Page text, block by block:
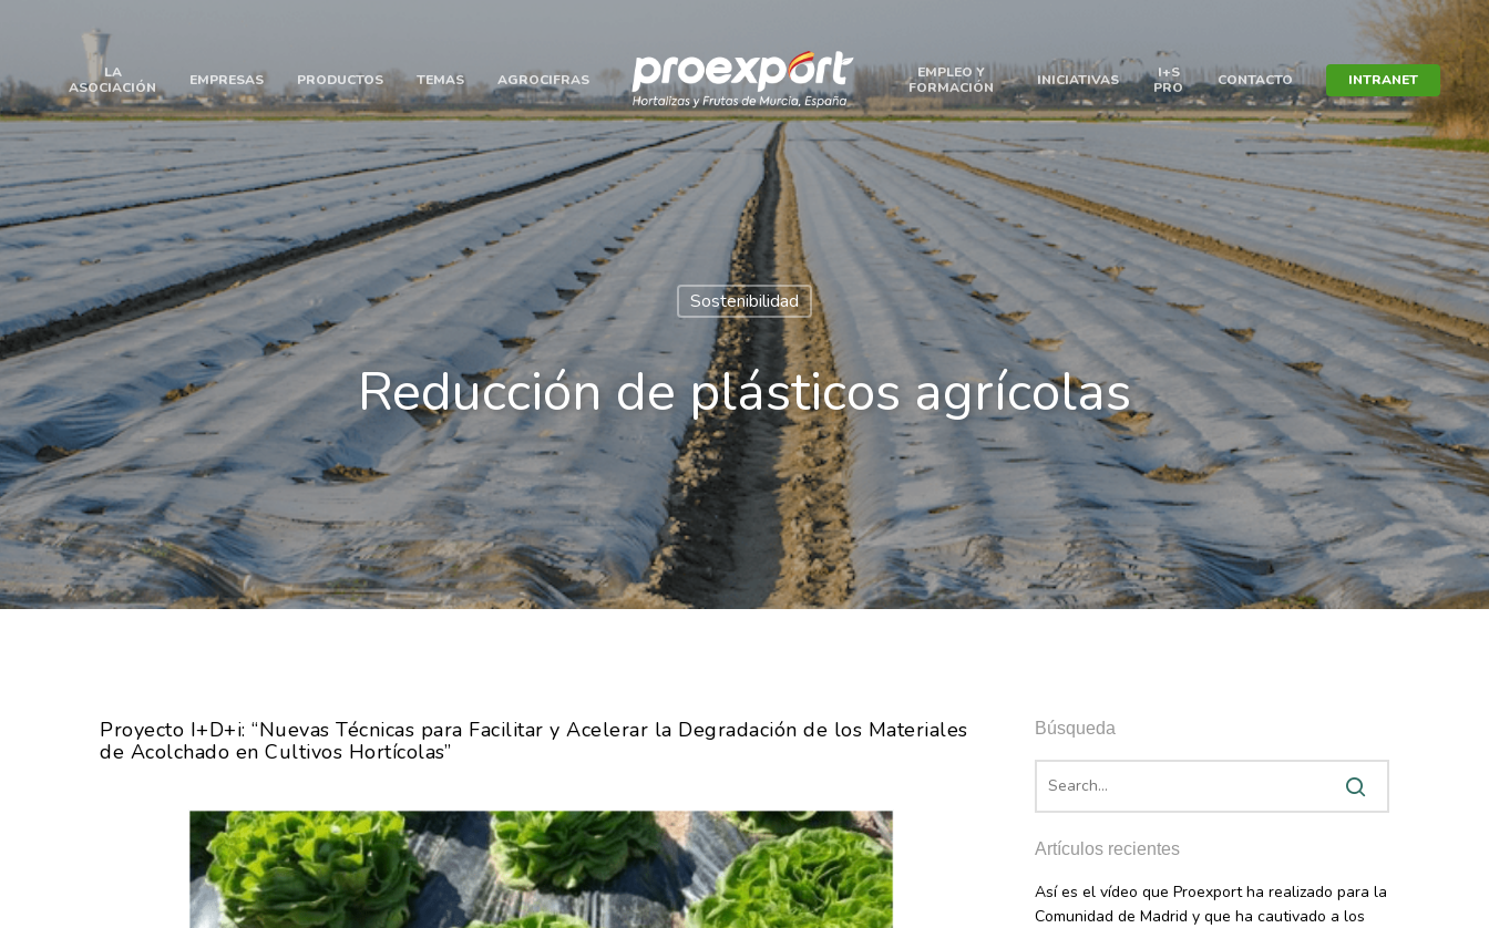
Hit enter to search or ESC to close
LA
ASOCIACIÓN
EMPRESAS PRODUCTOS TEMAS AGROCIFRAS
EMPLEO Y
FORMACIÓN
INICIATIVAS
I+S
PRO
CONTACTO INTRANET
Sostenibilidad
Reducción de plásticos agrícolas
Proyecto I+D+i: “Nuevas Técnicas para Facilitar y Acelerar la Degradación de los Materiales
de Acolchado en Cultivos Hortícolas”
Búsqueda
Artículos recientes
Así es el vídeo que Proexport ha realizado para la
Comunidad de Madrid y que ha cautivado a los